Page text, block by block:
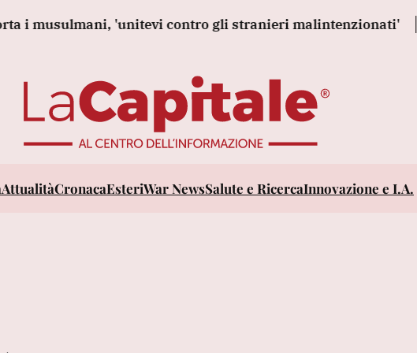
'unitevi contro gli stranieri malintenzionati'
AttualitàCronacaEsteriWar NewsSalute e RicercaInnovazione e I.A.